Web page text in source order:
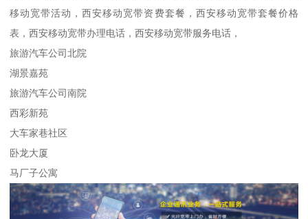
移动宽带活动，西安移动宽带资费套餐，西安移动宽带套餐价格
表，西安移动宽带办理电话，西安移动宽带服务电话，
旅游汽车公司北院
湖景嘉苑
旅游汽车公司南院
西彩新苑
大车家巷社区
卧龙大厦
马厂子公寓